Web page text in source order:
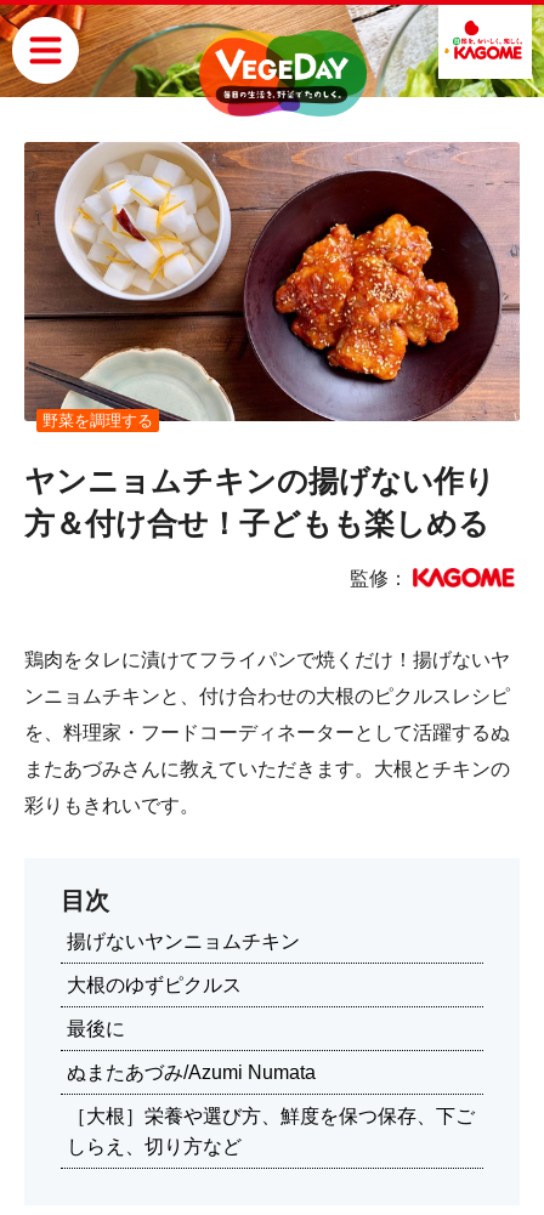
野菜を調理する
ヤンニョムチキンの揚げない作り
方＆付け合せ！子どもも楽しめる
監修：
鶏肉をタレに漬けてフライパンで焼くだけ！揚げないヤ
ンニョムチキンと、付け合わせの大根のピクルスレシピ
を、料理家・フードコーディネーターとして活躍するぬ
またあづみさんに教えていただきます。大根とチキンの
彩りもきれいです。
目次
揚げないヤンニョムチキン
大根のゆずピクルス
最後に
ぬまたあづみ/Azumi Numata
［大根］栄養や選び方、鮮度を保つ保存、下ご
しらえ、切り方など